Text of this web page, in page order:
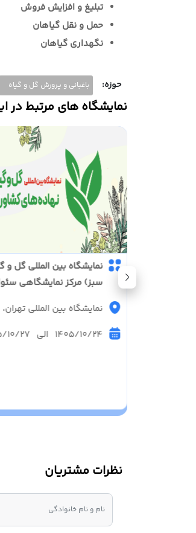
تبلیغ و افزایش فروش
حمل و نقل گیاهان
نگهداری گیاهان
حوزه: باغبانی و پرورش گل و گیاه
نمایشگاه های مرتبط در
نمایشگاه بین المللی گل و
سبز) مرکز نمایشگاهی
نمایشگاه بین المللی
1405/10/24 الی 1405/10/27
نظرات مشتریان